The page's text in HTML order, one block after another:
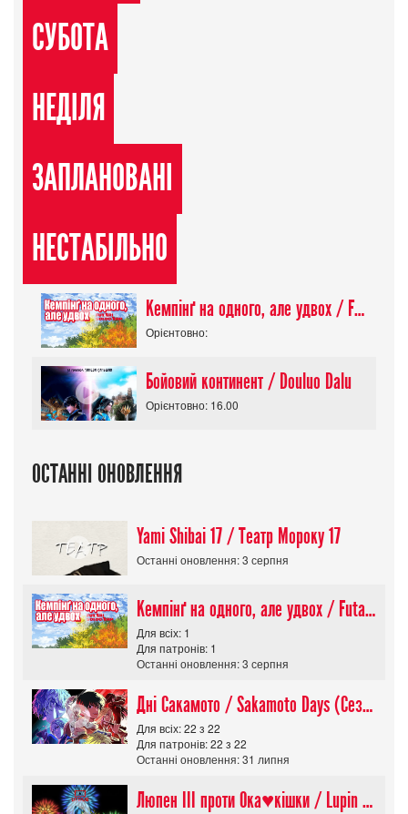
СУБОТА
НЕДІЛЯ
ЗАПЛАНОВАНІ
НЕСТАБІЛЬНО
Кемпінґ на одного, але удвох / Futari Solo Camp
Орієнтовно:
Бойовий континент / Douluo Dalu
Орієнтовно: 16.00
ОСТАННІ ОНОВЛЕННЯ
Yami Shibai 17 / Театр Мороку 17
Останні оновлення: 3 серпня
Кемпінґ на одного, але удвох / Futari Solo Camp
Для всіх: 1
Для патронів: 1
Останні оновлення: 3 серпня
Дні Сакамото / Sakamoto Days (Сезон 1)
Для всіх: 22 з 22
Для патронів: 22 з 22
Останні оновлення: 31 липня
Люпен ІІІ проти Ока♥кішки / Lupin III vs Cats Eye Movie